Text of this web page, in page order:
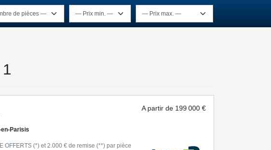
Parisis
A partir de 199 000 €
OFFERTS (*) et 2.000 € de remise (**) par pièce